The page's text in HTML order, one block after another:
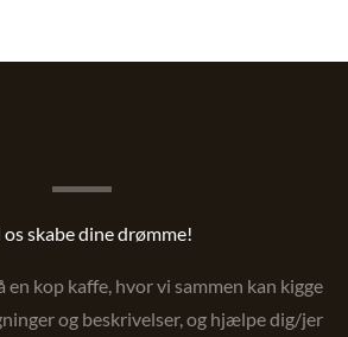
os skabe dine drømme!
kop kaffe, hvor vi sammen kan kigge
og beskrivelser, og hjælpe dig/jer